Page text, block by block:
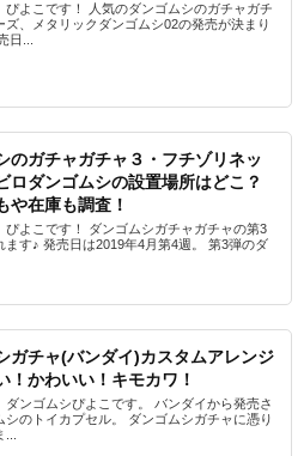
ぴよこです！ 人気のダンゴムシのガチャガチ
ズ、メタリックダンゴムシ02の発売が決まり
日...
のガチャガチャ３・フチゾリネッ
ロダンゴムシの設置場所はどこ？
や在庫も調査！
ぴよこです！ ダンゴムシガチャガチャの第3
ます♪ 発売日は2019年4月第4週。 第3弾のダ
ガチャ(バンダイ)カスタムアレンジ
！かわいい！キモカワ！
ダンゴムシぴよこです。 バンダイから発売さ
シのトイカプセル。 ダンゴムシガチャに憑り